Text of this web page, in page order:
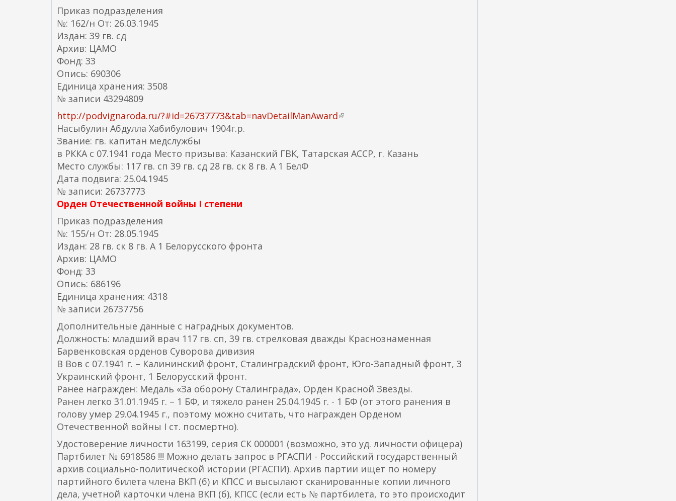
Приказ подразделения
№: 162/н От: 26.03.1945
Издан: 39 гв. сд
Архив: ЦАМО
Фонд: 33
Опись: 690306
Единица хранения: 3508
№ записи 43294809
http://podvignaroda.ru/?#id=26737773&tab=navDetailManAward(
е
Насыбулин Абдулла Хабибулович 1904г.р.
Звание: гв. капитан медслужбы
в РККА с 07.1941 года Место призыва: Казанский ГВК, Татарская АССР, г. Казань
Место службы: 117 гв. сп 39 гв. сд 28 гв. ск 8 гв. А 1 БелФ
Дата подвига: 25.04.1945
№ записи: 26737773
Орден Отечественной войны I степени
Приказ подразделения
№: 155/н От: 28.05.1945
Издан: 28 гв. ск 8 гв. А 1 Белорусского фронта
Архив: ЦАМО
Фонд: 33
Опись: 686196
Единица хранения: 4318
№ записи 26737756
Дополнительные данные с наградных документов.
Должность: младший врач 117 гв. сп, 39 гв. стрелковая дважды Краснознаменная
Барвенковская орденов Суворова дивизия
В Вов с 07.1941 г. – Калининский фронт, Сталинградский фронт, Юго-Западный фронт, 3
Украинский фронт, 1 Белорусский фронт.
Ранее награжден: Медаль «За оборону Сталинграда», Орден Красной Звезды.
Ранен легко 31.01.1945 г. – 1 БФ, и тяжело ранен 25.04.1945 г. - 1 БФ (от этого ранения в
голову умер 29.04.1945 г., поэтому можно считать, что награжден Орденом
Отечественной войны I ст. посмертно).
Удостоверение личности 163199, серия СК 000001 (возможно, это уд. личности офицера)
Партбилет № 6918586 !!! Можно делать запрос в РГАСПИ - Российский государственный
архив социально-политической истории (РГАСПИ). Архив партии ищет по номеру
партийного билета члена ВКП (б) и КПСС и высылают сканированные копии личного
дела, учетной карточки члена ВКП (б), КПСС (если есть № партбилета, то это происходит